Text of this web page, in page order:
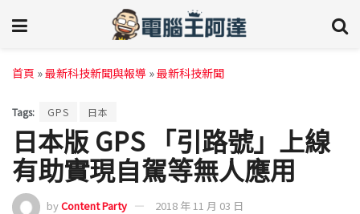
首頁 »最新科技新聞與報導 »最新科技新聞
Tags: GPS 日本
日本版 GPS 「引路號」上線
有助實現自駕等無人應用
byContent Party 2018 年 11 月 03 日